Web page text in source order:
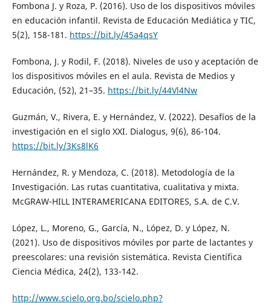
Fombona J. y Roza, P. (2016). Uso de los dispositivos móviles
en educación infantil. Revista de Educación Mediática y TIC,
5(2), 158-181. https://bit.ly/45a4qsY
Fombona, J. y Rodil, F. (2018). Niveles de uso y aceptación de
los dispositivos móviles en el aula. Revista de Medios y
Educación, (52), 21–35. https://bit.ly/44Vl4Nw
Guzmán, V., Rivera, E. y Hernández, V. (2022). Desafíos de la
investigación en el siglo XXI. Dialogus, 9(6), 86-104.
https://bit.ly/3Ks8lK6
Hernández, R. y Mendoza, C. (2018). Metodología de la
Investigación. Las rutas cuantitativa, cualitativa y mixta.
McGRAW-HILL INTERAMERICANA EDITORES, S.A. de C.V.
López, L., Moreno, G., García, N., López, D. y López, N.
(2021). Uso de dispositivos móviles por parte de lactantes y
preescolares: una revisión sistemática. Revista Científica
Ciencia Médica, 24(2), 133-142.
http://www.scielo.org.bo/scielo.php?